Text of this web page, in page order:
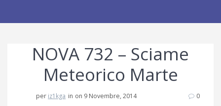
NOVA 732 – Sciame
Meteorico Marte
per iz1kga in on 9 Novembre, 2014 0